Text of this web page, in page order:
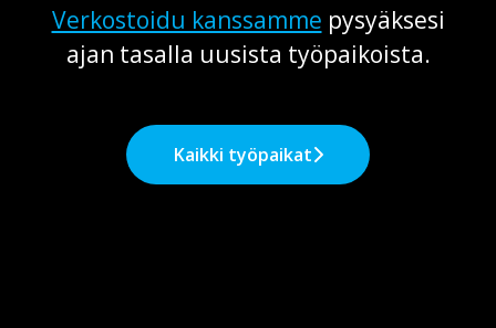
Verkostoidu kanssamme pysyäksesi
ajan tasalla uusista työpaikoista.
Kaikki työpaikat